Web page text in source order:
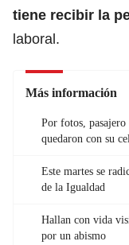
tiene recibir la
laboral.
Más información
Por fotos, pasajero
quedaron con su
Este martes se
de la Igualdad
Hallan con vida
por un abismo